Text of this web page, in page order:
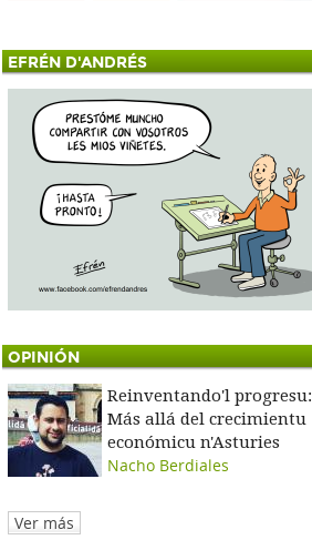
EFRÉN D'ANDRÉS
OPINIÓN
Reinventando'l progresu:
Más allá del crecimientu
económicu n'Asturies
Nacho Berdiales
Ver más